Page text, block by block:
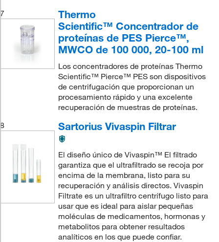
7
Thermo
Scientific™ Concentrador de
proteínas de PES Pierce™,
MWCO de 100 000, 20-100 ml
Los concentradores de proteínas Thermo
Scientific™ Pierce™ PES son dispositivos
de centrifugación que proporcionan un
procesamiento rápido y una excelente
recuperación de muestras de proteínas.
8
Sartorius Vivaspin Filtrar
El diseño único de Vivaspin™ El filtrado
garantiza que el ultrafiltrado se recoja por
encima de la membrana, listo para su
recuperación y análisis directos. Vivaspin
Filtrate es un ultrafiltro centrífugo listo para
usar que es ideal para aislar pequeñas
moléculas de medicamentos, hormonas y
metabolitos para obtener resultados
analíticos en los que puede confiar.